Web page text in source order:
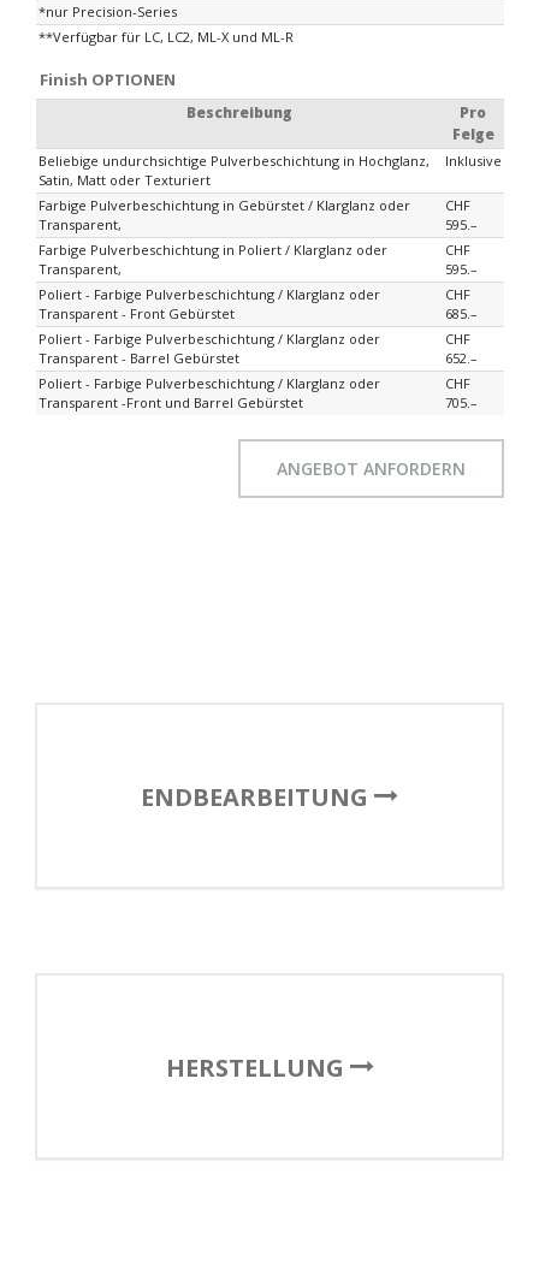
*nur Precision-Series
**Verfügbar für LC, LC2, ML-X und ML-R
Finish OPTIONEN
Beschreibung
Pro
Felge
Beliebige undurchsichtige Pulverbeschichtung in Hochglanz,
Satin, Matt oder Texturiert
Inklusive
Farbige Pulverbeschichtung in Gebürstet / Klarglanz oder
Transparent,
CHF
595.–
Farbige Pulverbeschichtung in Poliert / Klarglanz oder
Transparent,
CHF
595.–
Poliert - Farbige Pulverbeschichtung / Klarglanz oder
Transparent - Front Gebürstet
CHF
685.–
Poliert - Farbige Pulverbeschichtung / Klarglanz oder
Transparent - Barrel Gebürstet
CHF
652.–
Poliert - Farbige Pulverbeschichtung / Klarglanz oder
Transparent -Front und Barrel Gebürstet
CHF
705.–
ANGEBOT ANFORDERN
ENDBEARBEITUNG
HERSTELLUNG